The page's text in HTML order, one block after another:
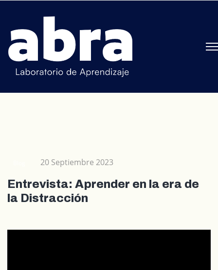
20 Septiembre 2023
Entrevista: Aprender en la era de
la Distracción